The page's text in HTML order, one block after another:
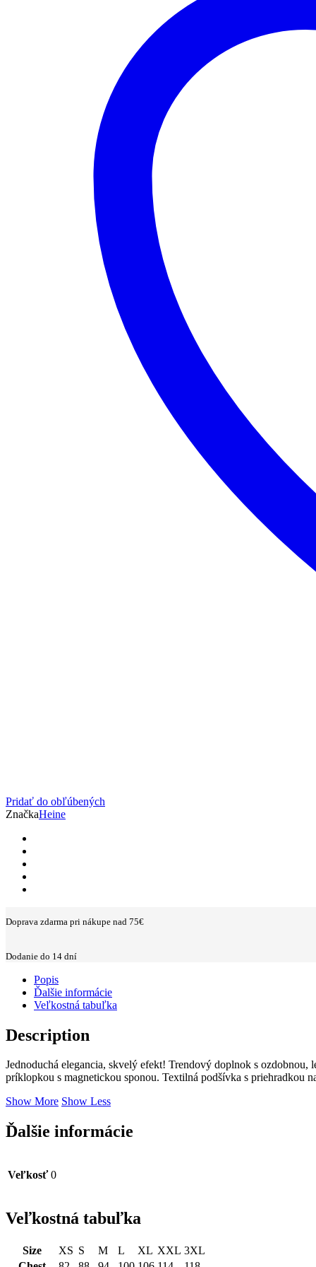
Pridať do obľúbených
ZnačkaHeine
Doprava zdarma pri nákupe nad 75€
Dodanie do 14 dní
Popis
Ďalšie informácie
Veľkostná tabuľka
Description
Jednoduchá elegancia, skvelý efekt! Trendový doplnok s
príklopkou s magnetickou sponou. Textilná podšívka s priehradkou
Show More Show Less
Ďalšie informácie
Veľkosť 0
Veľkostná tabuľka
Size XS S M L XL XXL 3XL